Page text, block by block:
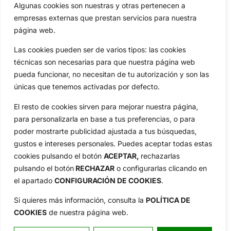
Algunas cookies son nuestras y otras pertenecen a
empresas externas que prestan servicios para nuestra
página web.
Las cookies pueden ser de varios tipos: las cookies
técnicas son necesarias para que nuestra página web
pueda funcionar, no necesitan de tu autorización y son las
únicas que tenemos activadas por defecto.
El resto de cookies sirven para mejorar nuestra página,
para personalizarla en base a tus preferencias, o para
poder mostrarte publicidad ajustada a tus búsquedas,
gustos e intereses personales. Puedes aceptar todas estas
cookies pulsando el botón ACEPTAR, rechazarlas
pulsando el botón RECHAZAR o configurarlas clicando en
el apartado CONFIGURACIÓN DE COOKIES.
Si quieres más información, consulta la POLÍTICA DE
COOKIES de nuestra página web.
Compañía
Aviso Legal
Política de Privacidad
Política de Cookies
Publicidad
Newsletters
Copyright © 2025 OpenGolf | Diseño por TecnoQuatre